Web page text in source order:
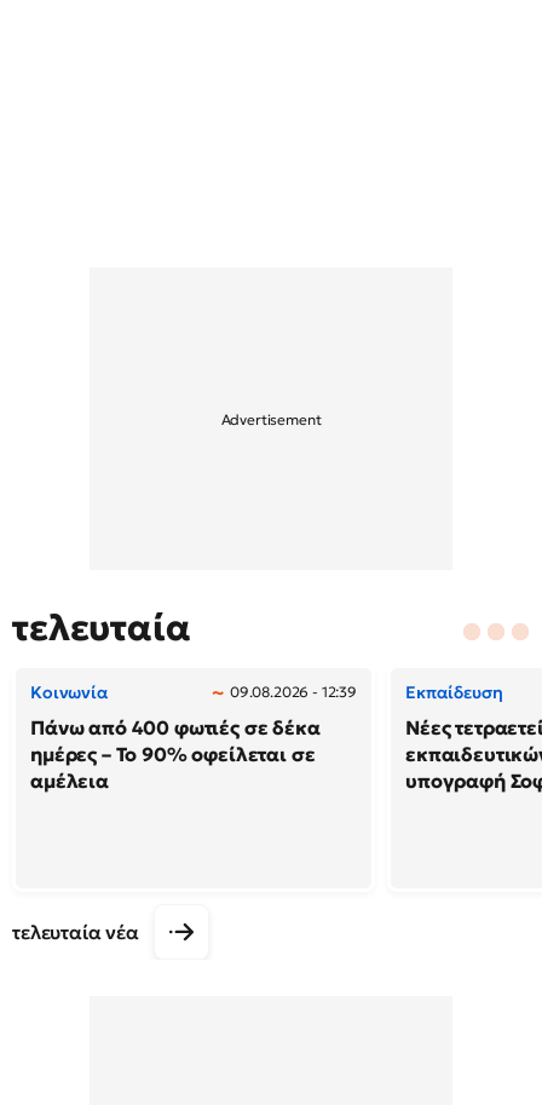
τελευταία
Κοινωνία 09.08.2026 - 12:39
Πάνω από 400 φωτιές σε δέκα
ημέρες – Το 90% οφείλεται σε
αμέλεια
Εκπαίδευση
Νέες
υπογραφή
τελευταία νέα